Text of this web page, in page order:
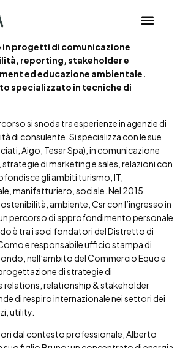
progetti di comunicazione
reporting, stakeholder e
ed educazione ambientale.
specializzato in tecniche di
si snoda tra esperienze in agenzie di
di consulente. Si specializza con le sue
Aigo, Tesar Spa), in comunicazione
di marketing e sales, relazioni con
gli ambiti turismo, IT,
manifatturiero, sociale. Nel 2015
ambiente, Csr con l’ingresso in
percorso di approfondimento personale
è tra i soci fondatori del Distretto di
e responsabile ufficio stampa di
nell’ambito del Commercio Equo e
di strategie di
relations, relationship & stakeholder
di respiro internazionale nei settori dei
utility.
dal contesto professionale, Alberto